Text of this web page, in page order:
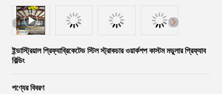
ইন্ডাস্ট্রিয়াল প্রিফ্যাব্রিকেটেড স্টিল স্ট্রাকচার ওয়ার্কশপ কাস্টম মডুলার প্রিফ্যাব
বিল্ডিং
পণ্যের বিবরণ